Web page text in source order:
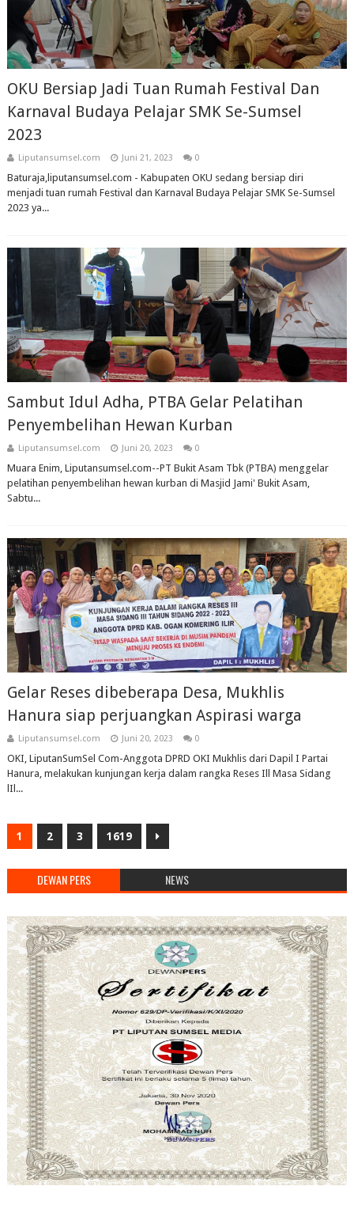
OKU Bersiap Jadi Tuan Rumah Festival Dan
Karnaval Budaya Pelajar SMK Se-Sumsel
2023
Liputansumsel.com Juni 21, 2023 0
Baturaja,liputansumsel.com - Kabupaten OKU sedang bersiap diri
menjadi tuan rumah Festival dan Karnaval Budaya Pelajar SMK Se-Sumsel
2023 ya...
Sambut Idul Adha, PTBA Gelar Pelatihan
Penyembelihan Hewan Kurban
Liputansumsel.com Juni 20, 2023 0
Muara Enim, Liputansumsel.com--PT Bukit Asam Tbk (PTBA) menggelar
pelatihan penyembelihan hewan kurban di Masjid Jami' Bukit Asam,
Sabtu...
Gelar Reses dibeberapa Desa, Mukhlis
Hanura siap perjuangkan Aspirasi warga
Liputansumsel.com Juni 20, 2023 0
OKI, LiputanSumSel Com-Anggota DPRD OKI Mukhlis dari Dapil I Partai
Hanura, melakukan kunjungan kerja dalam rangka Reses Ill Masa Sidang
lIl...
1 2 3 1619
DEWAN PERS NEWS